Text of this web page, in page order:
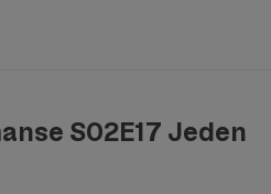
S02E17 Jeden